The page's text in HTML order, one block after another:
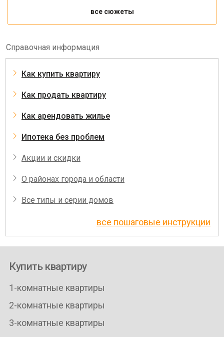
все сюжеты
Справочная информация
Как купить квартиру
Как продать квартиру
Как арендовать жилье
Ипотека без проблем
Акции и скидки
О районах города и области
Все типы и серии домов
все пошаговые инструкции
Купить квартиру
1-комнатные квартиры
2-комнатные квартиры
3-комнатные квартиры